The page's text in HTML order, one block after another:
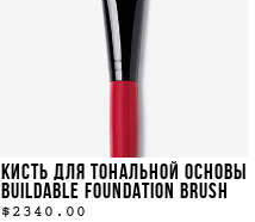
КИСТЬ ДЛЯ ТОНАЛЬНОЙ ОСНОВЫ
BUILDABLE FOUNDATION BRUSH
$2340.00